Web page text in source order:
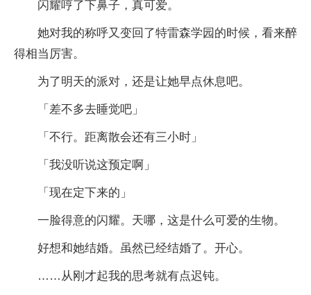
闪耀哼了下鼻子，真可爱。
她对我的称呼又变回了特雷森学园的时候，看来醉
得相当厉害。
为了明天的派对，还是让她早点休息吧。
「差不多去睡觉吧」
「不行。距离散会还有三小时」
「我没听说这预定啊」
「现在定下来的」
一脸得意的闪耀。天哪，这是什么可爱的生物。
好想和她结婚。虽然已经结婚了。开心。
……从刚才起我的思考就有点迟钝。